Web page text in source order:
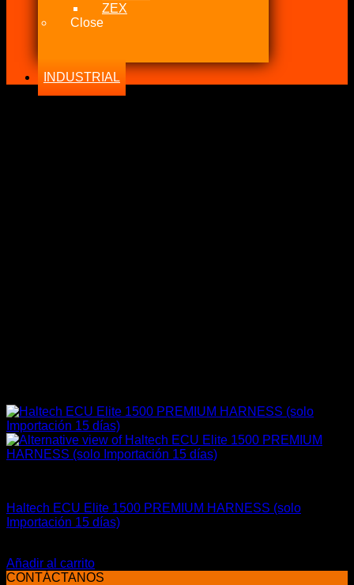
ZEX
Close
INDUSTRIAL
Haltech ECU Elite 1500 PREMIUM HARNESS (solo
Importación 15 días)
Añadir al carrito
CONTÁCTANOS